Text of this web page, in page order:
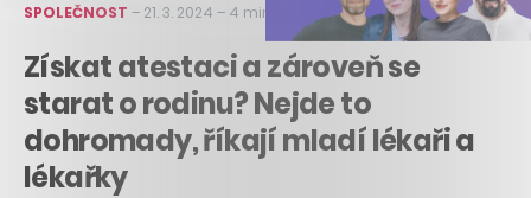
SPOLEČNOST – 21. 3. 2024 – 4 min čtení
Získat atestaci a zároveň se
starat o rodinu? Nejde to
dohromady, říkají mladí lékaři a
lékařky